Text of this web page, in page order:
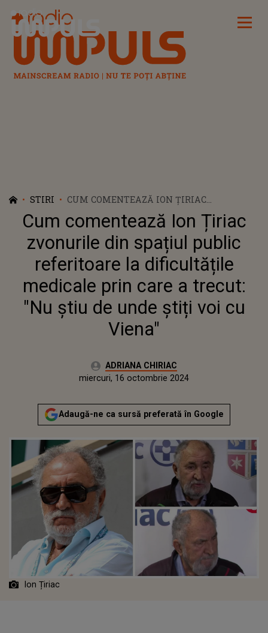
Radio Impuls
STIRI
CUM COMENTEAZĂ ION ȚIRIAC
ZVONURILE DIN SPAȚIUL PUBLIC
REFERITOARE LA DIFICULTĂȚILE
MEDICALE PRIN CARE A TRECUT: "NU ȘTIU
DE UNDE ȘTIȚI VOI CU VIENA"
Cum comentează Ion Țiriac
zvonurile din spațiul public
referitoare la dificultățile
medicale prin care a trecut:
"Nu știu de unde știți voi cu
Viena"
Autor:ADRIANA CHIRIAC
marți, 15 octombrie 2024
Actualizat:
miercuri, 16 octombrie 2024
Adaugă-ne ca sursă preferată în Google
Ion Țiriac